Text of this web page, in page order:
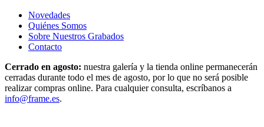
Novedades
Quiénes Somos
Sobre Nuestros Grabados
Contacto
Cerrado en agosto: nuestra galería y la tienda online permanecerán
cerradas durante todo el mes de agosto, por lo que no será posible
realizar compras online. Para cualquier consulta, escríbanos a
info@frame.es.